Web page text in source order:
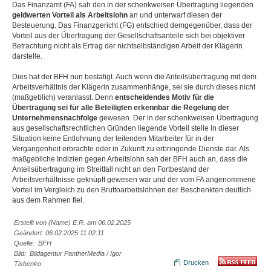
Das Finanzamt (FA) sah den in der schenkweisen Übertragung liegenden
geldwerten Vorteil als Arbeitslohn an und unterwarf diesen der
Besteuerung. Das Finanzgericht (FG) entschied demgegenüber, dass der
Vorteil aus der Übertragung der Gesellschaftsanteile sich bei objektiver
Betrachtung nicht als Ertrag der nichtselbständigen Arbeit der Klägerin
darstelle.
Dies hat der BFH nun bestätigt. Auch wenn die Anteilsübertragung mit dem
Arbeitsverhältnis der Klägerin zusammenhänge, sei sie durch dieses nicht
(maßgeblich) veranlasst. Denn entscheidendes Motiv für die
Übertragung sei für alle Beteiligten erkennbar die Regelung der
Unternehmensnachfolge gewesen. Der in der schenkweisen Übertragung
aus gesellschaftsrechtlichen Gründen liegende Vorteil stelle in dieser
Situation keine Entlohnung der leitenden Mitarbeiter für in der
Vergangenheit erbrachte oder in Zukunft zu erbringende Dienste dar. Als
maßgebliche Indizien gegen Arbeitslohn sah der BFH auch an, dass die
Anteilsübertragung im Streitfall nicht an den Fortbestand der
Arbeitsverhältnisse geknüpft gewesen war und der vom FA angenommene
Vorteil im Vergleich zu den Bruttoarbeitslöhnen der Beschenkten deutlich
aus dem Rahmen fiel.
Erstellt von (Name) E.R. am 06.02.2025
Geändert: 06.02.2025 11:02:11
Quelle: BFH
Bild: Bildagentur PantherMedia / Igor
Tishenko
Drucken